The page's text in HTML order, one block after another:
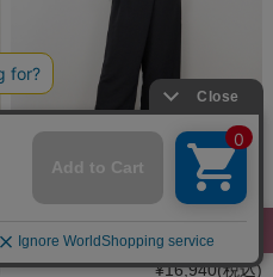
mizuiro ind ミズイロインド ラッ
プライクイージーパンツ レディ
¥16,940(税込)